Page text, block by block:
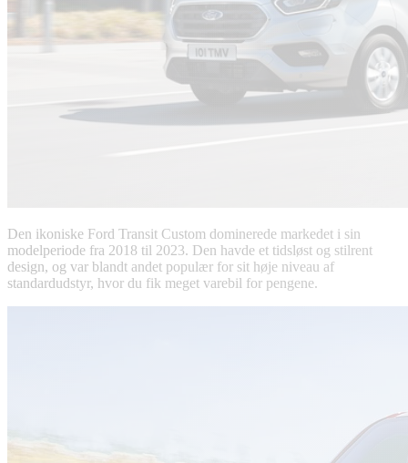
Den ikoniske Ford Transit Custom dominerede markedet i sin
modelperiode fra 2018 til 2023. Den havde et tidsløst og stilrent
design, og var blandt andet populær for sit høje niveau af
standardudstyr, hvor du fik meget varebil for pengene.